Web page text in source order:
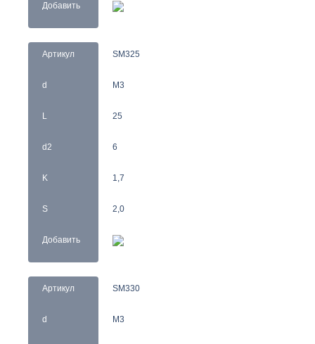
Добавить
Артикул
d
L
d2
K
S
Добавить
SM325
M3
25
6
1,7
2,0
Артикул
d
SM330
M3